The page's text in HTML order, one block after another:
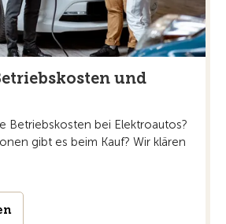
und
Betriebskosten bei Elektroautos?
gibt es beim Kauf? Wir klären